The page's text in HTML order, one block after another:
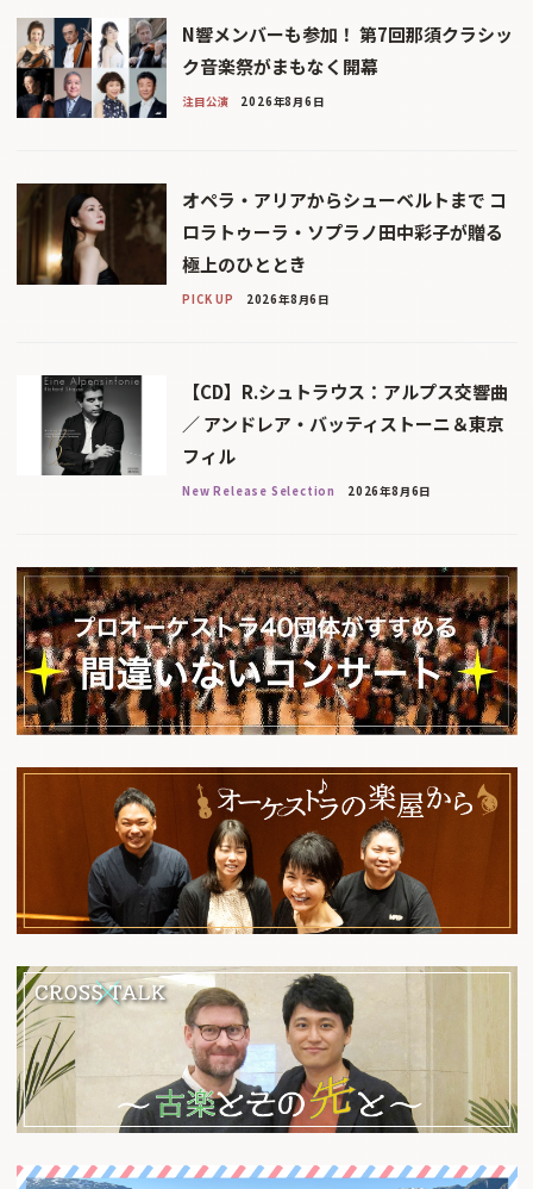
N響メンバーも参加！ 第7回那須クラシッ
ク音楽祭がまもなく開幕
注目公演 2026年8月6日
オペラ・アリアからシューベルトまで コ
ロラトゥーラ・ソプラノ田中彩子が贈る
極上のひととき
PICK UP 2026年8月6日
【CD】R.シュトラウス：アルプス交響曲
／ アンドレア・バッティストーニ＆東京
フィル
New Release Selection 2026年8月6日